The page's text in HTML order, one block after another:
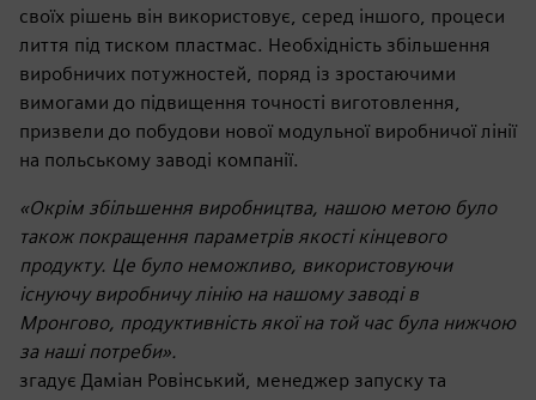
своїх рішень він використовує, серед іншого, процеси
лиття під тиском пластмас. Необхідність збільшення
виробничих потужностей, поряд із зростаючими
вимогами до підвищення точності виготовлення,
призвели до побудови нової модульної виробничої лінії
на польському заводі компанії.
«Окрім збільшення виробництва, нашою метою було
також покращення параметрів якості кінцевого
продукту. Це було неможливо, використовуючи
існуючу виробничу лінію на нашому заводі в
Мронгово, продуктивність якої на той час була нижчою
за наші потреби».
згадує Даміан Ровінський, менеджер запуску та